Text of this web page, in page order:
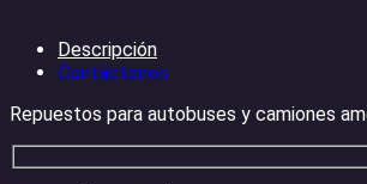
Descripción
Contáctenos
Repuestos para autobuses y camiones